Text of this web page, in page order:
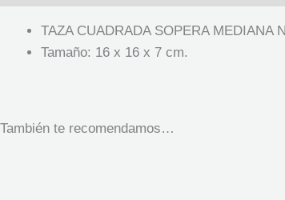
TAZA CUADRADA SOPERA MEDIANA
Tamaño: 16 x 16 x 7 cm.
También te recomendamos…